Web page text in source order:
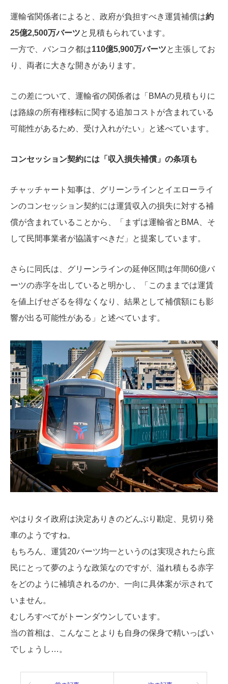
運輸省関係者によると、政府が負担すべき運賃補償は約
25億2,500万バーツと見積もられています。
一方で、バンコク都は110億5,900万バーツと主張してお
り、両者に大きな開きがあります。
この差について、運輸省の関係者は「BMAの見積もりに
は路線の所有権移転に関する追加コストが含まれている
可能性があるため、受け入れがたい」と述べています。
コンセッション契約には「収入損失補償」の条項も
チャッチャート知事は、グリーンラインとイエローライ
ンのコンセッション契約には運賃収入の損失に対する補
償が含まれていることから、「まずは運輸省とBMA、そ
して民間事業者が協議すべきだ」と提案しています。
さらに同氏は、グリーンラインの延伸区間は年間60億バ
ーツの赤字を出していると明かし、「このままでは運賃
を値上げせざるを得なくなり、結果として補償額にも影
響が出る可能性がある」と述べています。
やはりタイ政府は決定ありきのどんぶり勘定、見切り発
車のようですね。
もちろん、運賃20バーツ均一というのは実現されたら庶
民にとって夢のような政策なのですが、溢れ積もる赤字
をどのように補填されるのか、一向に具体案が示されて
いません。
むしろすべてがトーンダウンしています。
当の首相は、こんなことよりも自身の保身で精いっぱい
でしょうし…。